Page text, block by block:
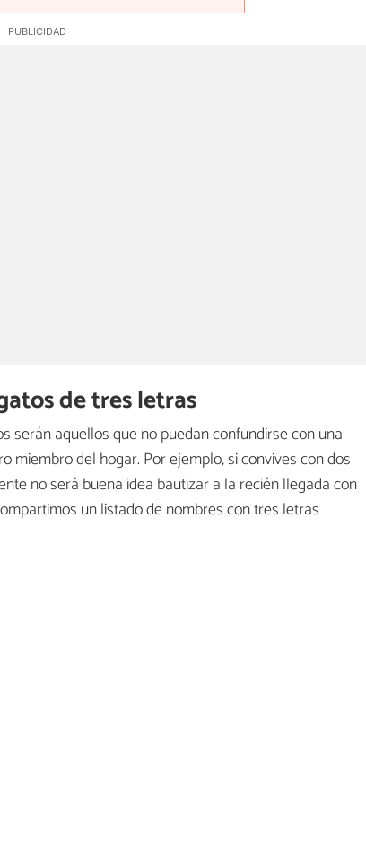
de tres letras
serán aquellos que no puedan confundirse con una
miembro del hogar. Por ejemplo, si convives con dos
no será buena idea bautizar a la recién llegada con
un listado de nombres con tres letras